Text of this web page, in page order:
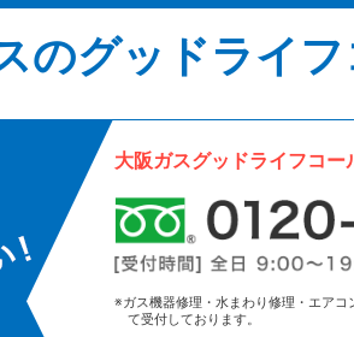
のグッドライ
大阪ガスグッドライフコー
※ガス機器修理・水まわり修理・エアコ
て受付しております。